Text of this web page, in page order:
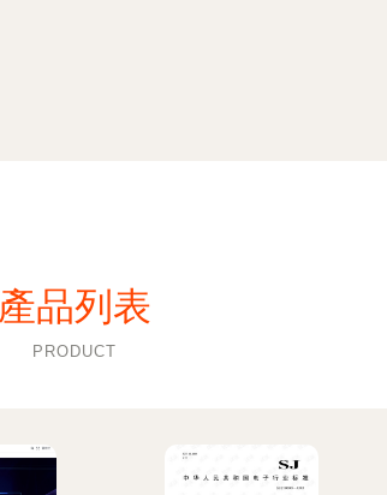
產品列表
PRODUCT